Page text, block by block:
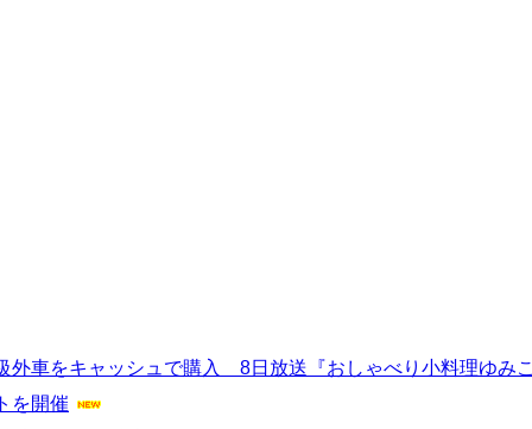
車をキャッシュで購入 8日放送『おしゃべり小料理ゆみ
を開催